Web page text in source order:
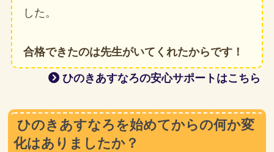
した。
合格できたのは先生がいてくれたからです！
ひのきあすなろの安心サポートはこちら
ひのきあすなろを始めてからの何か変
化はありましたか？